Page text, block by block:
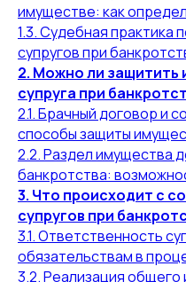
имуществе: как
1.3. Судебная практика
супругов при
2. Можно ли защитить
супруга при
2.1. Брачный договор и
способы защиты
2.2. Раздел имущества
банкротства:
3. Что происходит с
супругов при
3.1. Ответственность
обязательствам в
3.2. Реализация